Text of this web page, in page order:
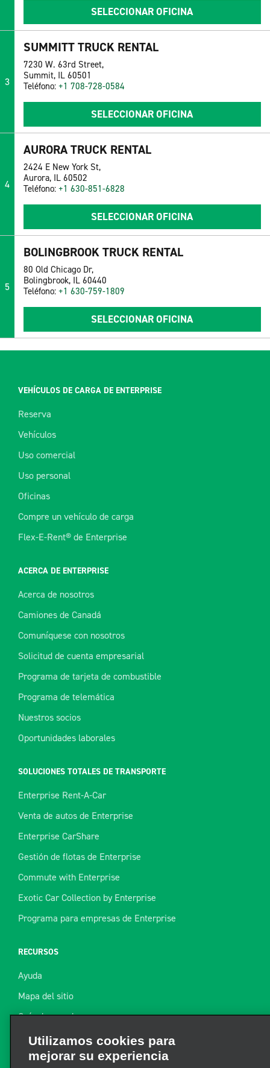
SELECCIONAR OFICINA
3
SUMMITT TRUCK RENTAL
7230 W. 63rd Street,
Summit, IL 60501
Teléfono: +1 708-728-0584
SELECCIONAR OFICINA
4
AURORA TRUCK RENTAL
2424 E New York St,
Aurora, IL 60502
Teléfono: +1 630-851-6828
SELECCIONAR OFICINA
5
BOLINGBROOK TRUCK RENTAL
80 Old Chicago Dr,
Bolingbrook, IL 60440
Teléfono: +1 630-759-1809
SELECCIONAR OFICINA
VEHÍCULOS DE CARGA DE ENTERPRISE
Reserva
Vehículos
Uso comercial
Uso personal
Oficinas
Compre un vehículo de carga
Flex-E-Rent® de Enterprise
ACERCA DE ENTERPRISE
Acerca de nosotros
Camiones de Canadá
Comuníquese con nosotros
Solicitud de cuenta empresarial
Programa de tarjeta de combustible
Programa de telemática
Nuestros socios
Oportunidades laborales
SOLUCIONES TOTALES DE TRANSPORTE
Enterprise Rent-A-Car
Venta de autos de Enterprise
Enterprise CarShare
Gestión de flotas de Enterprise
Commute with Enterprise
Exotic Car Collection by Enterprise
Programa para empresas de Enterprise
RECURSOS
Ayuda
Mapa del sitio
Guía de remolque
Recursos
Noticias de la industria
Utilizamos cookies para
mejorar su experiencia